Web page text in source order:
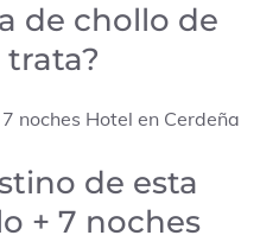
de chollo de
trata?
noches Hotel en Cerdeña
de esta
+ 7 noches